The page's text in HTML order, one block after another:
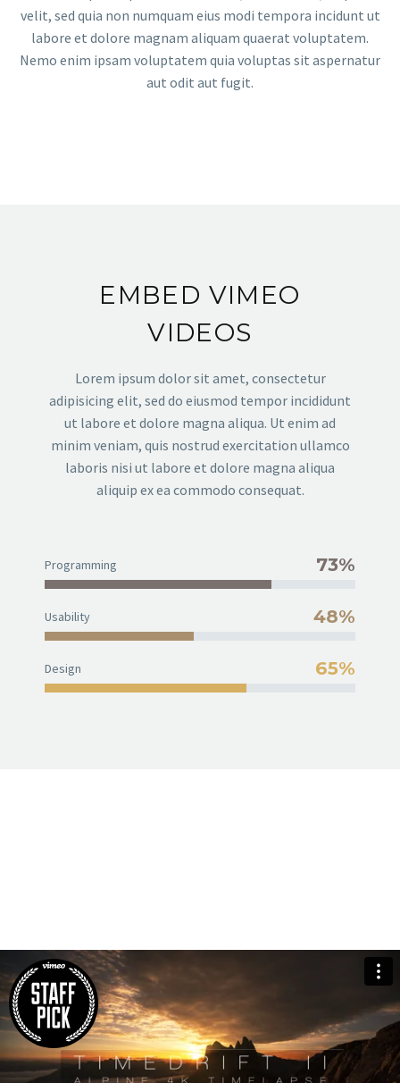
velit, sed quia non numquam eius modi tempora incidunt ut
labore et dolore magnam aliquam quaerat voluptatem.
Nemo enim ipsam voluptatem quia voluptas sit aspernatur
aut odit aut fugit.
EMBED VIMEO
VIDEOS
Lorem ipsum dolor sit amet, consectetur
adipisicing elit, sed do eiusmod tempor incididunt
ut labore et dolore magna aliqua. Ut enim ad
minim veniam, quis nostrud exercitation ullamco
laboris nisi ut labore et dolore magna aliqua
aliquip ex ea commodo consequat.
Programming 73%
Usability 48%
Design 65%